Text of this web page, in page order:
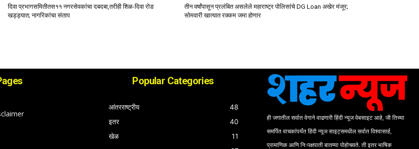
दिवा प्रभागसमितीतस११ नगरसेवकांचा दबदबा,तरीही शिळ-दिवा रोड
खड्ड्यात; नागरिकांचा संताप
तीन वर्षांपासून प्रलंबित असलेले महाराष्ट्र पोलिसांचे DG Loan अखेर मंजूर;
सोमवारी खात्यात रक्कम जमा होणार
Popular Categories
आंतरराष्ट्रीय
48
इतर
40
खेळ
11
ही जगातील सर्वात वेगाने वाढणारी हिंदी न्यूज वेबसाइट आहे, जी तिच्या
समर्पित वाचकांपर्यंत हिंदी न्यूज साइट्समधील सर्वात विश्वासार्ह,
प्रामाणिक आणि निःपक्षपाती बातम्या पोहोचवते. ती इतर भाषिक